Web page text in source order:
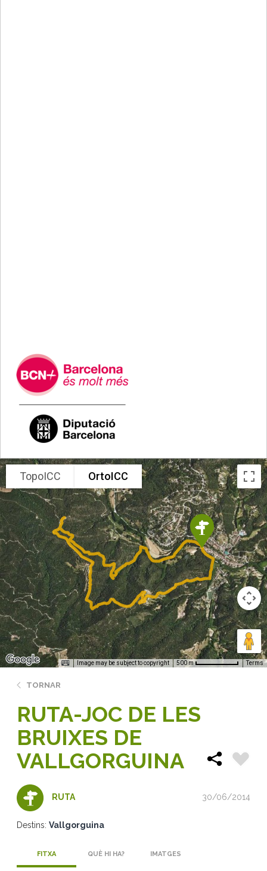
.
TopoICC OrtoICC
Image may be subject to copyright 500 m Terms
TORNAR
RUTA-JOC DE LES
BRUIXES DE
VALLGORGUINA
RUTA 30/06/2014
Destins: Vallgorguina
FITXA QUÈ HI HA? IMATGES